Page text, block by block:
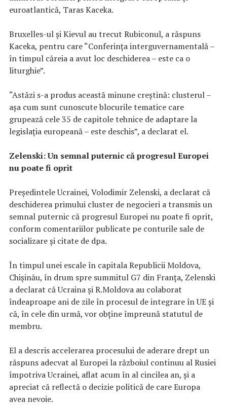
euroatlantică, Taras Kaceka.
Bruxelles-ul şi Kievul au trecut Rubiconul, a răspuns
Kaceka, pentru care “Conferinţa interguvernamentală –
în timpul căreia a avut loc deschiderea – este ca o
liturghie”.
“Astăzi s-a produs această minune creştină: clusterul –
aşa cum sunt cunoscute blocurile tematice care
grupează cele 35 de capitole tehnice de adaptare la
legislaţia europeană – este deschis”, a declarat el.
Zelenski: Un semnal puternic că progresul Europei
nu poate fi oprit
Preşedintele Ucrainei, Volodimir Zelenski, a declarat că
deschiderea primului cluster de negocieri a transmis un
semnal puternic că progresul Europei nu poate fi oprit,
conform comentariilor publicate pe conturile sale de
socializare şi citate de dpa.
În timpul unei escale în capitala Republicii Moldova,
Chişinău, în drum spre summitul G7 din Franţa, Zelenski
a declarat că Ucraina şi R.Moldova au colaborat
îndeaproape ani de zile în procesul de integrare în UE şi
că, în cele din urmă, vor obţine împreună statutul de
membru.
El a descris accelerarea procesului de aderare drept un
răspuns adecvat al Europei la războiul continuu al Rusiei
împotriva Ucrainei, aflat acum în al cincilea an, şi a
apreciat că reflectă o decizie politică de care Europa
avea nevoie.